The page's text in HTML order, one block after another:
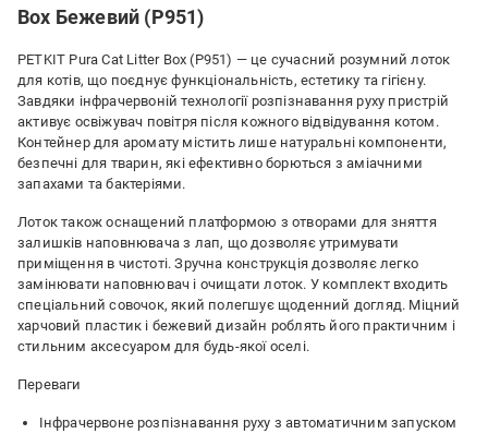
Box Бежевий (P951)
PETKIT Pura Cat Litter Box (P951) — це сучасний розумний лоток
для котів, що поєднує функціональність, естетику та гігієну.
Завдяки інфрачервоній технології розпізнавання руху пристрій
активує освіжувач повітря після кожного відвідування котом.
Контейнер для аромату містить лише натуральні компоненти,
безпечні для тварин, які ефективно борються з аміачними
запахами та бактеріями.
Лоток також оснащений платформою з отворами для зняття
залишків наповнювача з лап, що дозволяє утримувати
приміщення в чистоті. Зручна конструкція дозволяє легко
замінювати наповнювач і очищати лоток. У комплект входить
спеціальний совочок, який полегшує щоденний догляд. Міцний
харчовий пластик і бежевий дизайн роблять його практичним і
стильним аксесуаром для будь-якої оселі.
Переваги
Інфрачервоне розпізнавання руху з автоматичним запуском